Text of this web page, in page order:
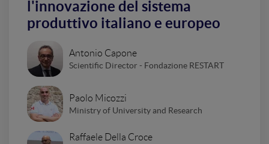
l'innovazione del sistema
produttivo italiano e europeo
Antonio Capone
Scientific Director - Fondazione RESTART
Paolo Micozzi
Ministry of University and Research
Raffaele Della Croce